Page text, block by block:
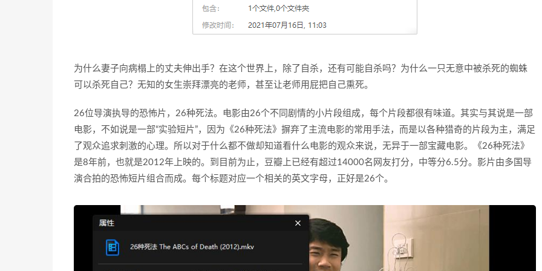
为什么妻子向病榻上的丈夫伸出手？在这个世界上，除了自杀，还有可能自杀吗？为什么一只无意中被杀死的蜘蛛
可以杀死自己？无知的女生崇拜漂亮的老师，甚至让老师用屁把自己熏死。
26位导演执导的恐怖片，26种死法。电影由26个不同剧情的小片段组成，每个片段都很有味道。其实与其说是一部
电影，不如说是一部“实验短片”，因为《26种死法》摒弃了主流电影的常用手法，而是以各种猎奇的片段为主，满足
了观众追求刺激的心理。所以对于什么都不做却知道看什么电影的观众来说，无异于一部宝藏电影。《26种死法》
是8年前，也就是2012年上映的。到目前为止，豆瓣上已经有超过14000名网友打分，中等分6.5分。影片由多国导
演合拍的恐怖短片组合而成。每个标题对应一个相关的英文字母，正好是26个。